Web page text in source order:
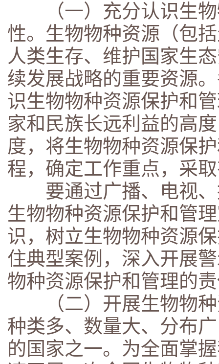
（一）充分认识生物
性。生物物种资源（包
人类生存、维护国家生
续发展战略的重要资源
识生物物种资源保护和
家和民族长远利益的高
度，将生物物种资源保
程，确定工作重点，采
要通过广播、电视、
生物物种资源保护和管
识，树立生物物种资源
住典型案例，深入开展
物种资源保护和管理的
（二）开展生物物种
种类多、数量大、分布
的国家之一。为全面掌